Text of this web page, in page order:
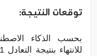
توقعات النتيجة:
بحسب الذكاء